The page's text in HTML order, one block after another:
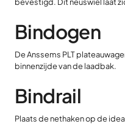
Bindogen
De Anssems PLT
binnenzijde van de laadbak.
Bindrail
Plaats de nethaken op de